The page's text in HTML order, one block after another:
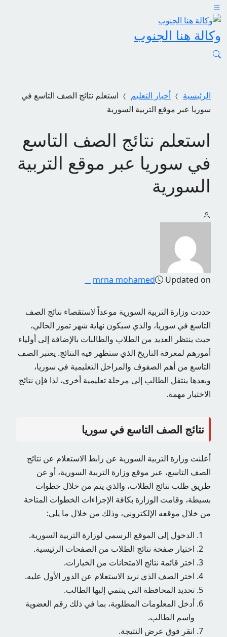
وكالة هنا الجنوب
الرئيسية أخبار التعليم
استعلم نتائج الصف التاسع في
سوريا عبر موقع التربية السورية
استعلم نتائج الصف التاسع
في سوريا عبر موقع التربية
السورية
mrna mohamed Updated on
حددت وزارة التربية السورية موعداً لاستقصاء نتائج الصف
التاسع في سوريا، والذي سيكون نهاية شهر تموز الحالي،
حيث ينتظر العديد من الطلاب والطالبات بالإضافة إلى أولياء
أمورهم لمعرفة التاريخ الذي ستظهر فيه النتائج. يعتبر الصف
التاسع من أهم الصفوف والمراحل التعليمية في سوريا،
وبعدها ينتقل الطالب إلى مرحلة تعليمية أخرى، لذا فإن نتائج
الاختبار مهمة.
نتائج الصف التاسع في سوريا
أعلنت وزارة التربية السورية عن رابط الاستعلام عن نتائج
الصف التاسع، عبر موقع وزارة التربية السورية، أو عن
طريق طلب نتائج الطلاب، والذي يتم من خلال خطوات
بسيطة، وقامت الوزارة بكافة الإجراءات الخطوات المتاحة
من خلال موقعه الإلكتروني، وذلك من خلال ما يلي:
الدخول إلى الموقع الرسمي لوزارة التربية السورية.
اختيار صفحة نتائج الطلاب من الصفحات الرئيسية.
اختر قائمة نتائج الامتحانات من الخيارات.
اختر الصف الذي نريد الاستعلام عن الدور الأول عليه.
تحديد المحافظة التي ينتمي إليها الطالب.
أدخل المعلومات المطلوبة، بما في ذلك رقم العضوية
واسم الطالب.
انقر فوق عرض النتيجة.